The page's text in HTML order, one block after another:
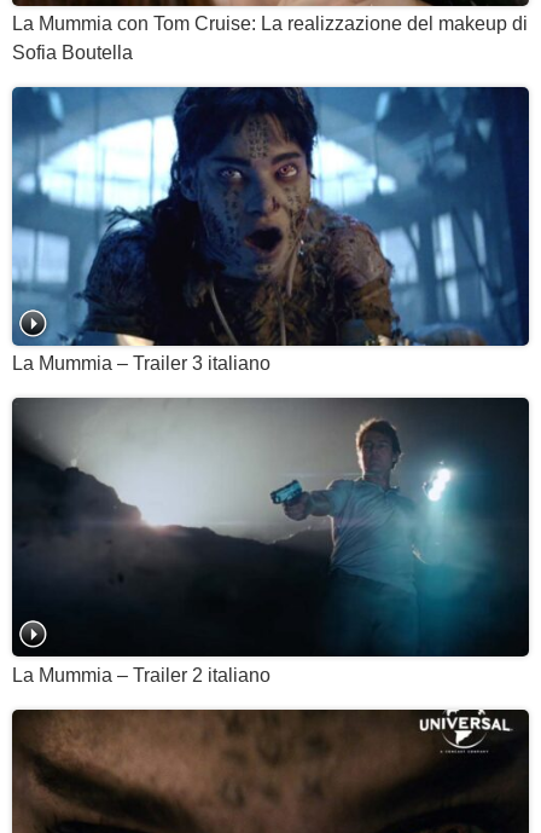
La Mummia con Tom Cruise: La realizzazione del makeup di
Sofia Boutella
La Mummia – Trailer 3 italiano
La Mummia – Trailer 2 italiano